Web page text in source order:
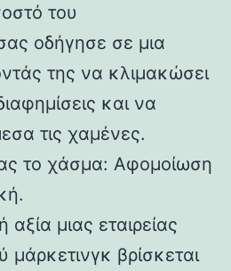
του
οδήγησε σε μια
της να κλιμακώσει
και να
τις χαμένες.
το χάσμα: Αφομοίωση
μιας εταιρείας
μάρκετινγκ βρίσκεται